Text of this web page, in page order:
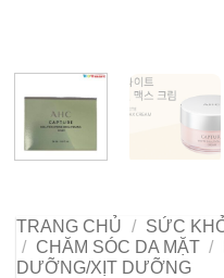
TRANG CHỦ / SỨC
/
CHĂM SÓC DA MẶT /
DƯỠNG/XỊT DƯỠNG